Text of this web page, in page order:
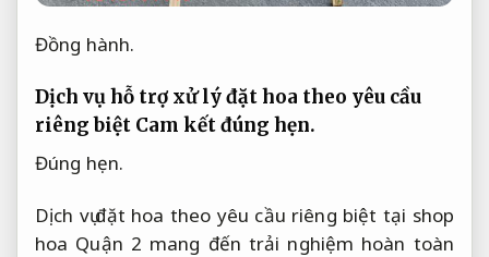
Đồng hành.
Dịch vụ hỗ trợ xử lý đặt hoa theo yêu cầu
riêng biệt Cam kết đúng hẹn.
Đúng hẹn.
Dịch vụ đặt hoa theo yêu cầu riêng biệt tại shop
hoa Quận 2 mang đến trải nghiệm hoàn toàn